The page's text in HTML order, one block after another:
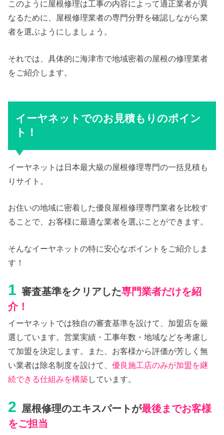
このように屋根修理は工事の内容によって適正業者が異
なるために、屋根修理業者の専門分野を確認しながら業
者を選ぶようにしましょう。
それでは、具体的に海津市で地域密着の屋根の修理業者
をご紹介します。
イーヤネットでのお見積もりのポイン
ト！
イーヤネットは日本最大級の屋根修理専門の一括見積も
りサイト。
お住いの地域に密着した優良屋根修理専門業者を比較す
ることで、お客様に最適な業者を選ぶことができます。
そんなイーヤネットの特に安心なポイントをご紹介しま
す！
1 審査基準をクリアした専門業者だけを紹
介！
イーヤネットでは独自の審査基準を設けて、加盟店を厳
選しています。営業実績・工事年数・地域などを考慮し
て加盟を決定します。また、お客様から評価が芳しく無
い業者は除名制度を設けて、優良施工店のみが加盟を継
続できる仕組みを構築しています。
2 屋根修理のエキスパートが最後までお客様
をご担当